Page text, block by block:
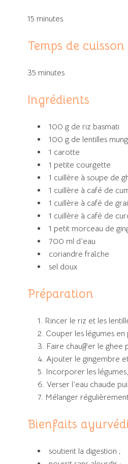
15 minutes
Temps de cuisson
35 minutes
Ingrédients
100 g de riz basmati
100 g de lentilles
1 carotte
1 petite courgette
1 cuillère à soupe de
1 cuillère à café de
1 cuillère à café de
1 cuillère à café de
1 petit morceau de
700 ml d’eau
coriandre fraîche
sel doux
Préparation
Rincer le riz et les
Couper les légumes en
Faire chauffer le ghee
Ajouter le gingembre
Incorporer les
Verser l’eau chaude
Mélanger
Bienfaits
soutient la digestion ;